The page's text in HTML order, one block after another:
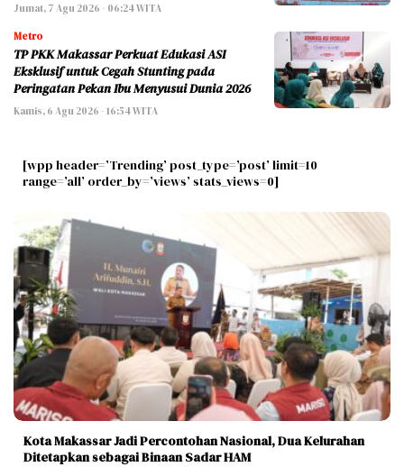
Jumat, 7 Agu 2026 - 06:24 WITA
Metro
TP PKK Makassar Perkuat Edukasi ASI
Eksklusif untuk Cegah Stunting pada
Peringatan Pekan Ibu Menyusui Dunia 2026
Kamis, 6 Agu 2026 - 16:54 WITA
[wpp header=’Trending’ post_type=’post’ limit=10
range=’all’ order_by=’views’ stats_views=0]
Kota Makassar Jadi Percontohan Nasional, Dua Kelurahan
Ditetapkan sebagai Binaan Sadar HAM